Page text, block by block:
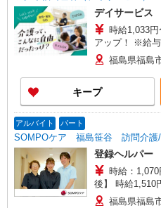
デイサービス
時給1,033円〜1,529円 ★
アップ！ ※給
福島県福島
キープ
アルバイト パート
SOMPOケア 福島笹谷 訪問介護/
登録ヘルパー
時給：1,070円 ーーーーーーー 【資
後】 時給1,510円〜 ＊早朝夜間：時給1,888円〜
福島県福島